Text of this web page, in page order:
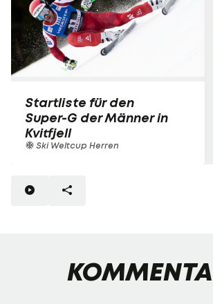
Startliste für den
Super-G der Männer in
Kvitfjell
Ski Weltcup Herren